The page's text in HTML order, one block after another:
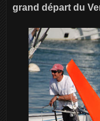
grand départ du